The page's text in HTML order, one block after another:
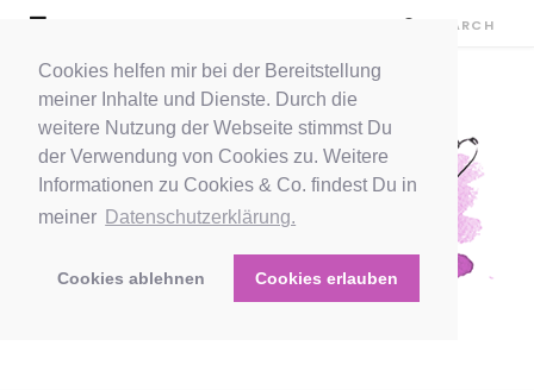
Cookies helfen mir bei der Bereitstellung
meiner Inhalte und Dienste. Durch die
weitere Nutzung der Webseite stimmst Du
der Verwendung von Cookies zu. Weitere
Informationen zu Cookies & Co. findest Du in
meiner Datenschutzerklärung.
Cookies ablehnen Cookies erlauben